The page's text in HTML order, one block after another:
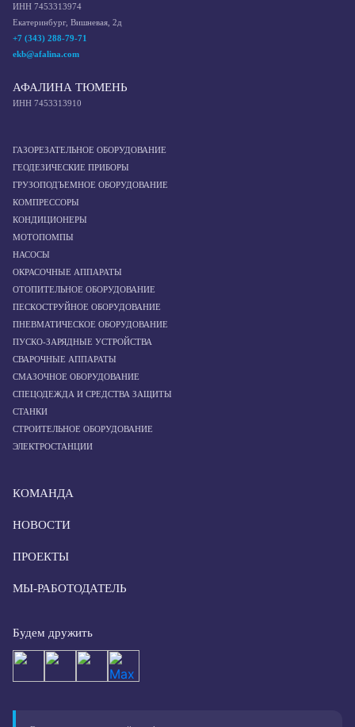
ИНН 7453313974
Екатеринбург, Вишневая, 2д
+7 (343) 288-79-71
ekb@afalina.com
АФАЛИНА ТЮМЕНЬ
ИНН 7453313910
ГАЗОРЕЗАТЕЛЬНОЕ ОБОРУДОВАНИЕ
ГЕОДЕЗИЧЕСКИЕ ПРИБОРЫ
ГРУЗОПОДЪЕМНОЕ ОБОРУДОВАНИЕ
КОМПРЕССОРЫ
КОНДИЦИОНЕРЫ
МОТОПОМПЫ
НАСОСЫ
ОКРАСОЧНЫЕ АППАРАТЫ
ОТОПИТЕЛЬНОЕ ОБОРУДОВАНИЕ
ПЕСКОСТРУЙНОЕ ОБОРУДОВАНИЕ
ПНЕВМАТИЧЕСКОЕ ОБОРУДОВАНИЕ
ПУСКО-ЗАРЯДНЫЕ УСТРОЙСТВА
СВАРОЧНЫЕ АППАРАТЫ
СМАЗОЧНОЕ ОБОРУДОВАНИЕ
СПЕЦОДЕЖДА И СРЕДСТВА ЗАЩИТЫ
СТАНКИ
СТРОИТЕЛЬНОЕ ОБОРУДОВАНИЕ
ЭЛЕКТРОСТАНЦИИ
КОМАНДА
НОВОСТИ
ПРОЕКТЫ
МЫ-РАБОТОДАТЕЛЬ
Будем дружить